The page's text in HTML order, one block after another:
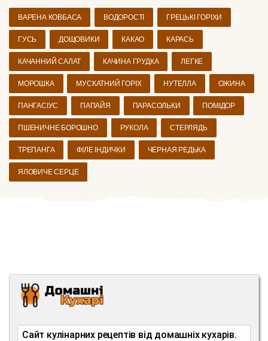
ВАРЕНА КОВБАСА ВОДОРОСТІ ГРЕЦЬКІ ГОРІХИ
ГУСЬ ДОЩОВИКИ КАКАО КАРАСЬ
КАЧАННИЙ САЛАТ КАЧИНА ГРУДКА ЛЕГКЕ
МОРОШКА МУСКАТНИЙ ГОРІХ НУТЕЛЛА ОЖИНА
ПАНГАСІУС ПАПАЙЯ ПАРАСОЛЬКИ ПОМІДОР
ПШЕНИЧНЕ БОРОШНО РУКОЛА СТЕРЛЯДЬ
ТРЕПАНГА ФІЛЕ ІНДИЧКИ ЧЕРНАЯ РЕДЬКА
ЯЛОВИЧЕ СЕРЦЕ
Сайт кулінарних рецептів від домашніх кухарів.